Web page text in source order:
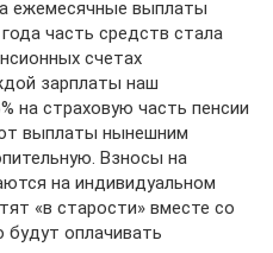
ежемесячные выплаты
часть средств стала
счетах
зарплаты наш
на страховую часть пенсии
выплаты нынешним
Взносы на
на индивидуальном
«в старости» вместе со
будут оплачивать